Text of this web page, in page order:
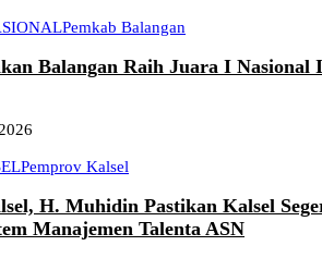
Pemkab Balangan
Balangan Raih Juara I Nasional
Pemprov Kalsel
H. Muhidin Pastikan Kalsel
Manajemen Talenta ASN